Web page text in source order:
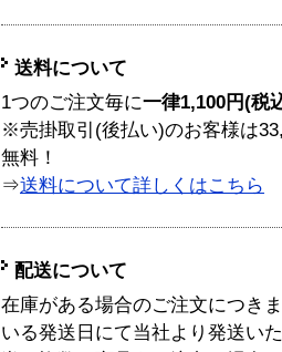
送料について
1つのご注文毎に一律1,100円(税
※売掛取引(後払い)のお客様は
無料！
⇒送料について詳しくはこちら
配送について
在庫がある場合のご注文につき
いる発送日にて当社より発送い